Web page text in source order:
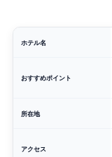
ホテル名
おすすめポイント
所在地
アクセス